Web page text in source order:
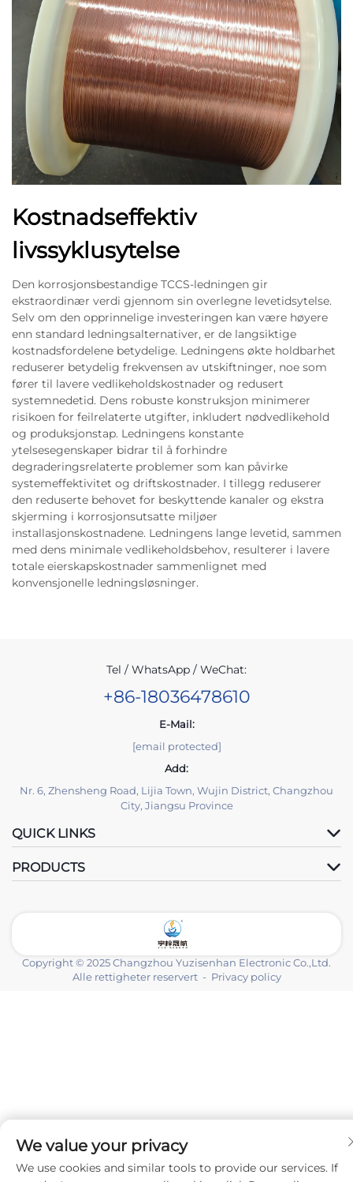
Kostnadseffektiv
livssyklusytelse
Den korrosjonsbestandige TCCS-ledningen gir
ekstraordinær verdi gjennom sin overlegne levetidsytelse.
Selv om den opprinnelige investeringen kan være høyere
enn standard ledningsalternativer, er de langsiktige
kostnadsfordelene betydelige. Ledningens økte holdbarhet
reduserer betydelig frekvensen av utskiftninger, noe som
fører til lavere vedlikeholdskostnader og redusert
systemnedetid. Dens robuste konstruksjon minimerer
risikoen for feilrelaterte utgifter, inkludert nødvedlikehold
og produksjonstap. Ledningens konstante
ytelsesegenskaper bidrar til å forhindre
degraderingsrelaterte problemer som kan påvirke
systemeffektivitet og driftskostnader. I tillegg reduserer
den reduserte behovet for beskyttende kanaler og ekstra
skjerming i korrosjonsutsatte miljøer
installasjonskostnadene. Ledningens lange levetid, sammen
med dens minimale vedlikeholdsbehov, resulterer i lavere
totale eierskapskostnader sammenlignet med
konvensjonelle ledningsløsninger.
Tel / WhatsApp / WeChat:
+86-18036478610
E-Mail:
[email protected]
Add:
Nr. 6, Zhensheng Road, Lijia Town, Wujin District, Changzhou
City, Jiangsu Province
QUICK LINKS
PRODUCTS
Copyright © 2025 Changzhou Yuzisenhan Electronic Co.,Ltd.
Alle rettigheter reservert - Privacy policy
We value your privacy
We use cookies and similar tools to provide our services. If